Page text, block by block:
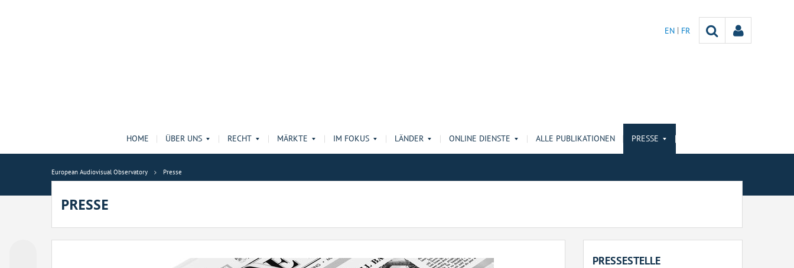
EN FR
HOME ÜBER UNS RECHT MÄRKTE IM FOKUS LÄNDER ONLINE DIENSTE ALLE PUBLIKATIONEN PRESSE
European Audiovisual Observatory Presse
PRESSE
PRESSESTELLE